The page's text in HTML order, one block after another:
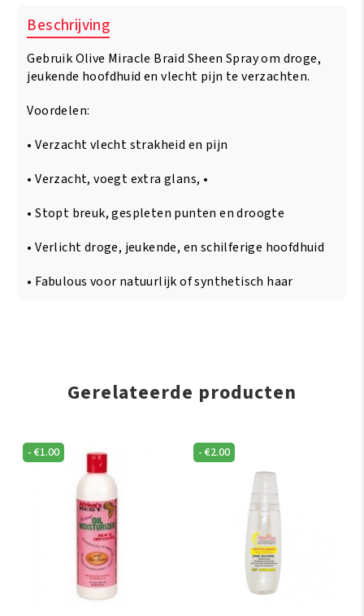
Anti-
Breakage
Braid
Sheen
355
aantal
Beschrijving
Gebruik Olive Miracle Braid Sheen Spray om droge,
jeukende hoofdhuid en vlecht pijn te verzachten.
Voordelen:
• Verzacht vlecht strakheid en pijn
• Verzacht, voegt extra glans, •
• Stopt breuk, gespleten punten en droogte
• Verlicht droge, jeukende, en schilferige hoofdhuid
• Fabulous voor natuurlijk of synthetisch haar
Gerelateerde producten
-€1.00 -€2.00